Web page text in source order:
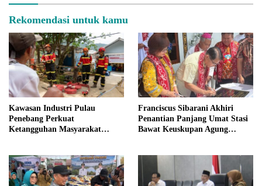
Rekomendasi untuk kamu
Kawasan Industri Pulau
Penebang Perkuat
Ketangguhan Masyarakat
Franciscus Sibarani Akhiri
Penantian Panjang Umat Stasi
Bawat Keuskupan Agung